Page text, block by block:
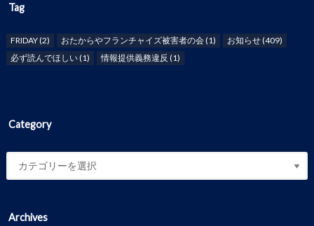
Tag
FRIDAY(2) おたからやフランチャイズ被害者の会(1) お知らせ(409)
必ず読んでほしい(1) 情報提供義務違反 (1)
Category
Archives